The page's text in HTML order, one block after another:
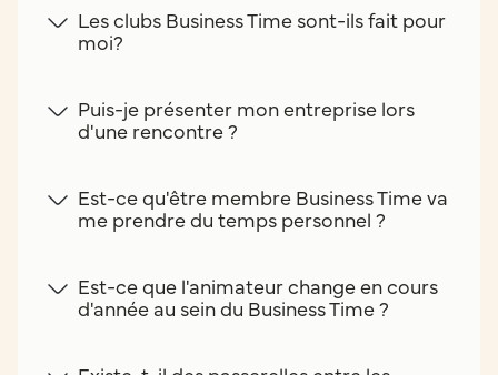
Les clubs Business Time sont-ils fait pour
moi?
Puis-je présenter mon entreprise lors
d'une rencontre ?
Est-ce qu'être membre Business Time va
me prendre du temps personnel ?
Est-ce que l'animateur change en cours
d'année au sein du Business Time ?